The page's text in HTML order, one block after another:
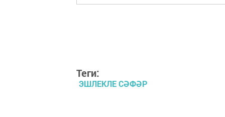
Теги:
ЭШЛЕКЛЕ СӘФӘР